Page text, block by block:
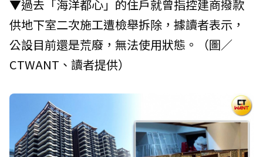
▼過去「海洋都心」的住戶就曾指控建商撥款
供地下室二次施工遭檢舉拆除，據讀者表示，
公設目前還是荒廢，無法使用狀態。（圖／
CTWANT、讀者提供）